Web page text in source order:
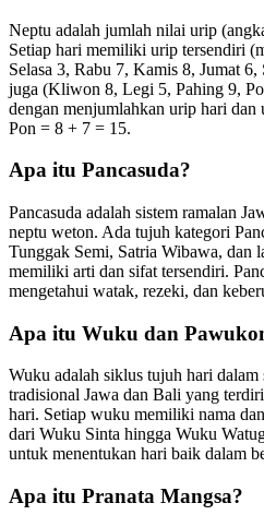
Neptu adalah jumlah nilai urip
Setiap hari memiliki urip tersendiri
Selasa 3, Rabu 7, Kamis 8, Jumat 6,
juga (Kliwon 8, Legi 5, Pahing 9,
dengan menjumlahkan urip hari
Pon = 8 + 7 = 15.
Apa itu Pancasuda?
Pancasuda adalah sistem ramalan
neptu weton. Ada tujuh kategori
Tunggak Semi, Satria Wibawa, dan
memiliki arti dan sifat tersendiri.
mengetahui watak, rezeki, dan
Apa itu Wuku dan
Wuku adalah siklus tujuh hari
tradisional Jawa dan Bali yang
hari. Setiap wuku memiliki nama
dari Wuku Sinta hingga Wuku
untuk menentukan hari baik dalam
Apa itu Pranata Mangsa?